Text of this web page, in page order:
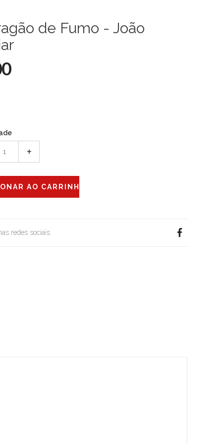
de Fumo - João
+
redes sociais